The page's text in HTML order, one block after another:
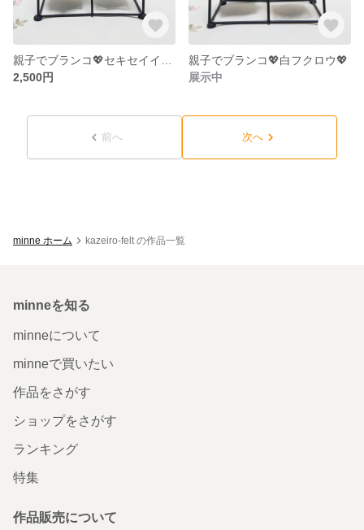
2,500円
親子でブランコ💖白フクロウ💖
展示中
前へ 次へ
minne ホーム kazeiro-felt の作品一覧
minneを知る
minneについて
minneで買いたい
作品をさがす
ショップをさがす
ランキング
特集
作品販売について